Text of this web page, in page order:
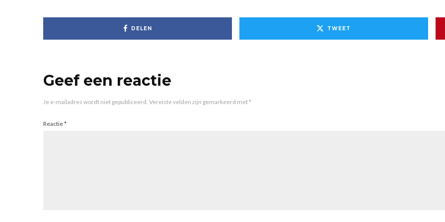
DELEN TWEET
Geef een reactie
Je e-mailadres wordt niet gepubliceerd. Vereiste velden zijn gemarkeerd met*
Reactie*